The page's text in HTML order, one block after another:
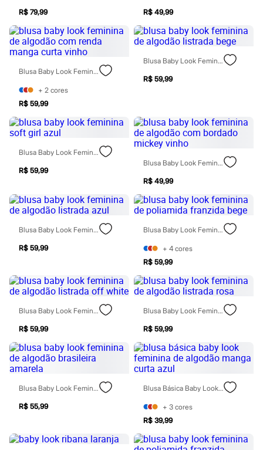
Bonés e Chapéus
Bijoux
Cintos
Óculos
Relógios
Calçados
Botas
Chinelos
Rasteirinhas
Sandálias
Sapatilhas
Tênis
Marcas
City
Mindset
Yessica
Moda esportiva
Acessórios
Blusas
Calçados
Leggings
Moda íntima
Calcinhas
Cintas e Modeladores
Meias
Sutiãs e Tops
Moda praia
Biquínis
Maiôs
Saídas de praia
Personagens
Plus size
Blusas e Camisetas
Jeans
Moda esportiva
R$ 79,99 R$ 49,99
Blusa Baby Look Feminina De Algodão Com Renda Manga Curta Vinho
+ 2 cores
R$ 59,99
Blusa Baby Look Feminina De Algodão Listrada Bege
R$ 59,99
Blusa Baby Look Feminina Soft Girl Azul
R$ 59,99
Blusa Baby Look Feminina De Algodão Com Bordado Mickey Vinho
R$ 49,99
Blusa Baby Look Feminina De Algodão Listrada Azul
R$ 59,99
Blusa Baby Look Feminina De Poliamida Franzida Bege
+ 4 cores
R$ 59,99
Blusa Baby Look Feminina De Algodão Listrada Off White
R$ 59,99
Blusa Baby Look Feminina De Algodão Listrada Rosa
R$ 59,99
Blusa Baby Look Feminina De Algodão Brasileira Amarela
R$ 55,99
Blusa Básica Baby Look Feminina De Algodão Manga Curta Azul
+ 3 cores
R$ 39,99